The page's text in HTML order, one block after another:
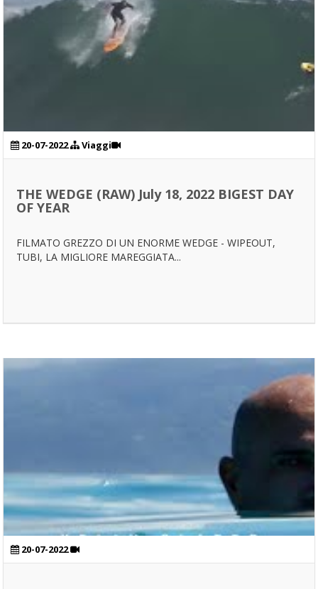
20-07-2022 Viaggi
THE WEDGE (RAW) July 18, 2022 BIGEST DAY
OF YEAR
FILMATO GREZZO DI UN ENORME WEDGE - WIPEOUT,
TUBI, LA MIGLIORE MAREGGIATA...
20-07-2022